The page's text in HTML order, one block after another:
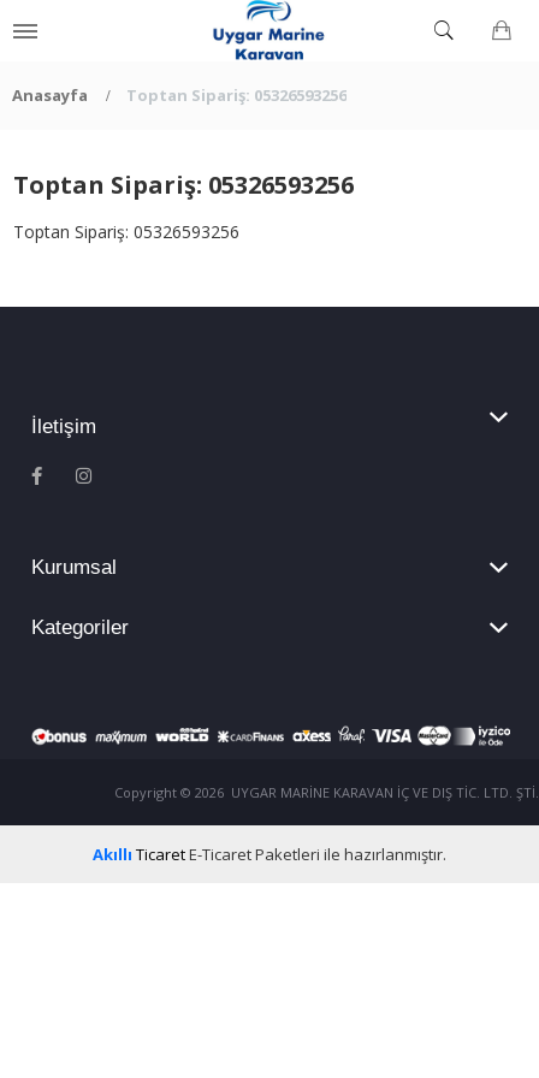
Anasayfa Toptan Sipariş: 05326593256
Toptan Sipariş: 05326593256
Toptan Sipariş: 05326593256
İletişim
Kurumsal
Kategoriler
Copyright © 2026 UYGAR MARİNE KARAVAN İÇ VE DIŞ TİC. LTD. ŞTİ.
Akıllı TicaretE-Ticaret Paketleri ile hazırlanmıştır.